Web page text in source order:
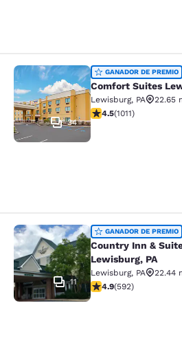
Comfort Suites
34
GANADOR DE PREMIO
Comfort Suites
Lewisburg, PA
22.65
calificación de 4.45
4.5(1011)
Country Inn &
11
GANADOR DE PREMIO
Country Inn &
Lewisburg, PA
Lewisburg, PA
22.44
calificación de 4.94
4.9(592)